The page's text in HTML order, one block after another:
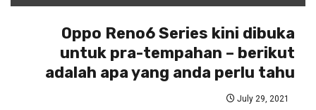
Oppo Reno6 Series kini dibuka
untuk pra-tempahan – berikut
adalah apa yang anda perlu tahu
July 29, 2021